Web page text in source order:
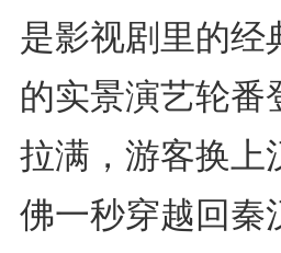
是影视剧里的经
的实景演艺轮番
拉满，游客换上
佛一秒穿越回秦